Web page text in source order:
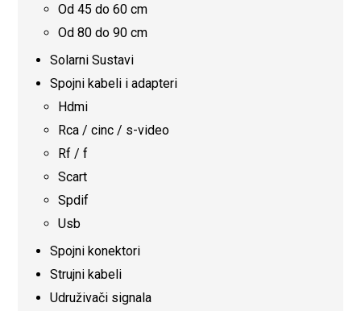
Od 45 do 60 cm
Od 80 do 90 cm
Solarni Sustavi
Spojni kabeli i adapteri
Hdmi
Rca / cinc / s-video
Rf / f
Scart
Spdif
Usb
Spojni konektori
Strujni kabeli
Udruživači signala